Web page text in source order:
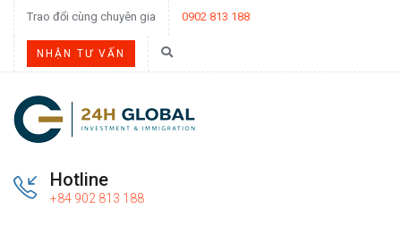
Trao đổi cùng chuyên gia 0902 813 188
NHẬN TƯ VẤN
Hotline
+84 902 813 188